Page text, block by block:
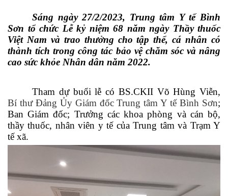
Sáng ngày 27/2/2023, Trung tâm Y tế Bình
Sơn tổ chức Lễ kỷ niệm 68 năm ngày Thầy thuốc
Việt Nam và trao thưởng cho tập thể, cá nhân có
thành tích trong công tác bảo vệ chăm sóc và nâng
cao sức khỏe Nhân dân năm 2022.
Tham dự buổi lễ có BS.CKII Võ Hùng Viễn,
Bí thư Đảng Ủy Giám đốc Trung tâm Y tế Bình Sơn;
Ban Giám đốc; Trưởng các khoa phòng và cán bộ,
thầy thuốc, nhân viên y tế của Trung tâm và Trạm Y
tế xã.